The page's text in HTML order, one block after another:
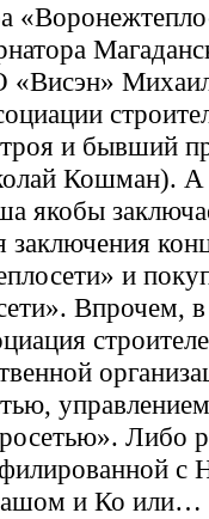
и бывший
Кошман).
якобы
заключения
и
Впрочем,
управлением
Либо
с
и Ко или…